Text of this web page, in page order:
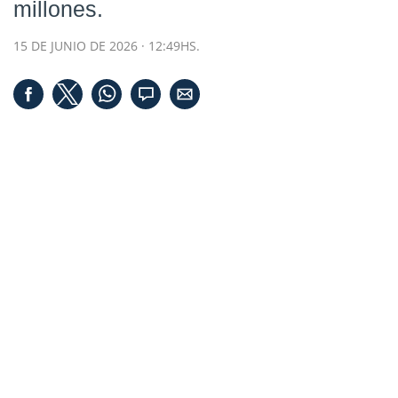
millones.
15 DE JUNIO DE 2026 · 12:49HS.